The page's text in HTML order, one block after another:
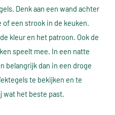
Denk aan een wand achter
een strook in de keuken.
kleur en het patroon. Ook de
speelt mee. In een natte
belangrijk dan in een droge
te bekijken en te
wat het beste past.